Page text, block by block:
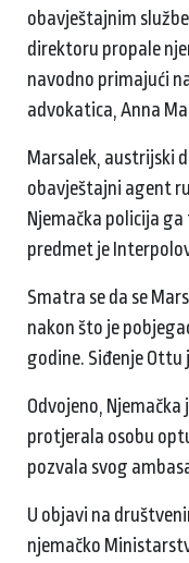
obavještajnim
direktoru propale
navodno primajući
advokatica, Anna
Marsalek, austrijski
obavještajni agent
Njemačka policija
predmet je
Smatra se da se
nakon što je
godine. Siđenje Ottu
Odvojeno,
protjerala osobu
pozvala svog
U objavi na
njemačko